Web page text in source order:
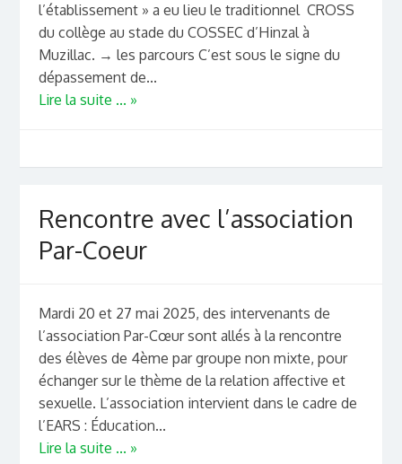
l’établissement » a eu lieu le traditionnel CROSS
du collège au stade du COSSEC d’Hinzal à
Muzillac. → les parcours C’est sous le signe du
dépassement de...
Lire la suite ... »
Rencontre avec l’association
Par-Coeur
Mardi 20 et 27 mai 2025, des intervenants de
l’association Par-Cœur sont allés à la rencontre
des élèves de 4ème par groupe non mixte, pour
échanger sur le thème de la relation affective et
sexuelle. L’association intervient dans le cadre de
l’EARS : Éducation...
Lire la suite ... »